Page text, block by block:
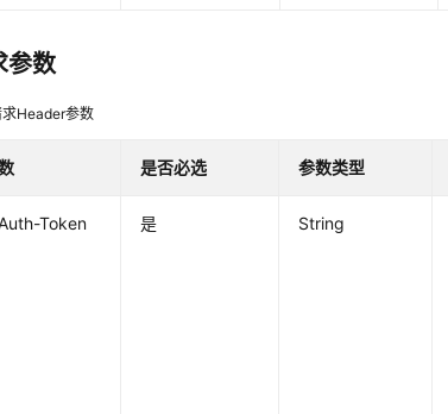
参数
求Header参数
是否必选 参数类型
Token 是 String